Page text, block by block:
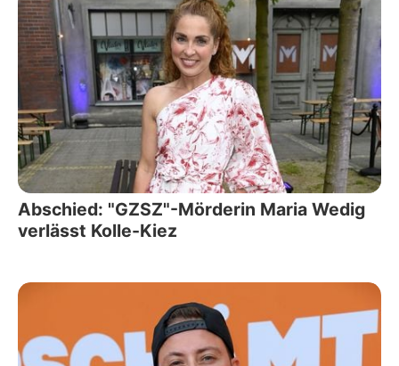
Abschied: "GZSZ"-Mörderin Maria Wedig
verlässt Kolle-Kiez